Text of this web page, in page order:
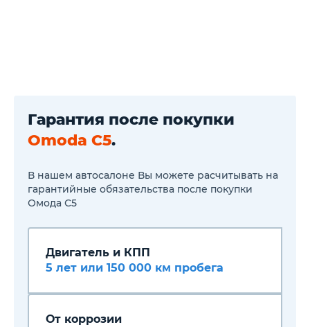
Большой сенсорный
емкостный дисплей 10.25"
Система «Свободные руки»
телефоном
2 USВ-разъема спереди и 1
сзади, розетка 12V
Гарантия после покупки
Omoda C5.
В нашем автосалоне Вы можете расчитывать на
гарантийные обязательства после покупки
Омода С5
Двигатель и КПП
5 лет или 150 000 км пробега
От коррозии